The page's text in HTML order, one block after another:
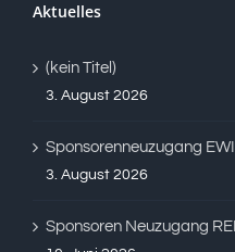
Aktuelles
(kein Titel)
3. August 2026
Sponsorenneuzugang
3. August 2026
Sponsoren Neuzugang